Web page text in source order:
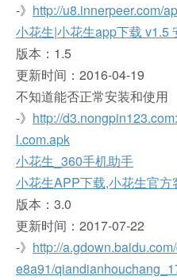
-》 http://u8.innerpeer.com/
小花生|小花生app下载 v1.5
版本：1.5
更新时间：2016-04-19
不知道能否正常安装和使用
-》 http://
l.com.apk
小花生_360手机助手
小花生APP下载,小花生官
版本：3.0
更新时间：2017-07-22
-》 http://
e8a91/